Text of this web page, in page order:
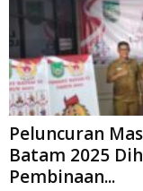
Peluncuran
Batam 2025
Pembinaan...